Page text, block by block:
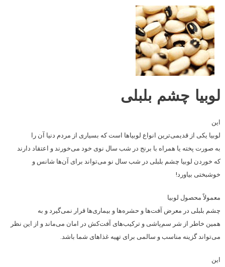
لوبیا چشم بلبلی
این
لوبیا یکی از قدیمی‌ترین انواع لوبیاها است که بسیاری از مردم دنیا آن را
به صورت پخته یا همراه با برنج در شب سال نوی خود می‌خورند و اعتقاد دارند
که خوردن لوبیا چشم‌ بلبلی در شب سال نو می‌تواند برای آن‌ها شانس و
خوشبختی بیاورد!
معمولاً محصول لوبیا
چشم‌ بلبلی در معرض آفت‌ها و حشره‌ها و بیماری‌ها قرار نمی‌گیرد و به‌
همین ‌خاطر از شر سم‌پاشی و ترکیب‌های آفت‌کش در امان می‌ماند و از این نظر
می‌تواند گزینه مناسب و سالمی برای تهیه غذاهای شما باشد.
این